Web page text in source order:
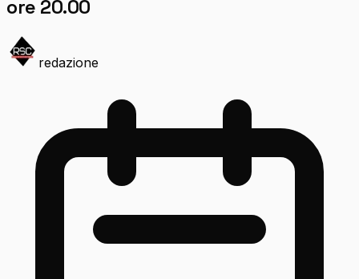
ore 20.00
redazione